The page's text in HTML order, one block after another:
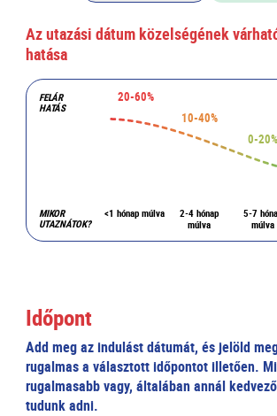
Az utazási dátum közelségének
hatása
FELÁR
HATÁS
20-60%
10-40%
0-20%
MIKOR
UTAZNÁTOK?
<1 hónap múlva
2-4 hónap
múlva
5-7
múlva
Időpont
Add meg az indulást dátumát, és jelöld
rugalmas a választott időpontot illetően.
rugalmasabb vagy, általában annál
tudunk adni.